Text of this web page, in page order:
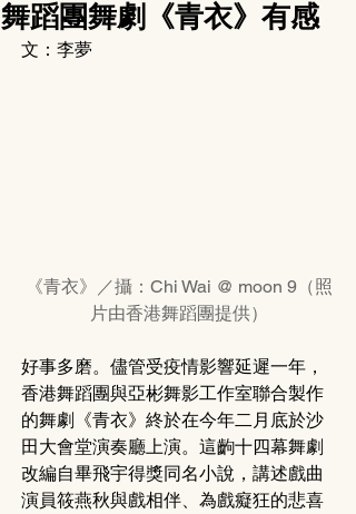
舞蹈團舞劇《青衣》有感
文：李夢
《青衣》／攝：Chi Wai @ moon 9（照
片由香港舞蹈團提供）
好事多磨。儘管受疫情影響延遲一年，
香港舞蹈團與亞彬舞影工作室聯合製作
的舞劇《青衣》終於在今年二月底於沙
田大會堂演奏廳上演。這齣十四幕舞劇
改編自畢飛宇得獎同名小說，講述戲曲
演員筱燕秋與戲相伴、為戲癡狂的悲喜